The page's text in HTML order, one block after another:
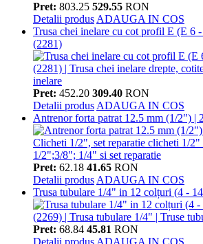
Pret: 803.25 529.55 RON
Detalii produs ADAUGA IN COS
Trusa chei inelare cu cot profil E (E 6
(2281)
Pret: 452.20 309.40 RON
Detalii produs ADAUGA IN COS
Antrenor forta patrat 12.5 mm (1/2") |
Pret: 62.18 41.65 RON
Detalii produs ADAUGA IN COS
Trusa tubulare 1/4" in 12 colțuri (4 -
Pret: 68.84 45.81 RON